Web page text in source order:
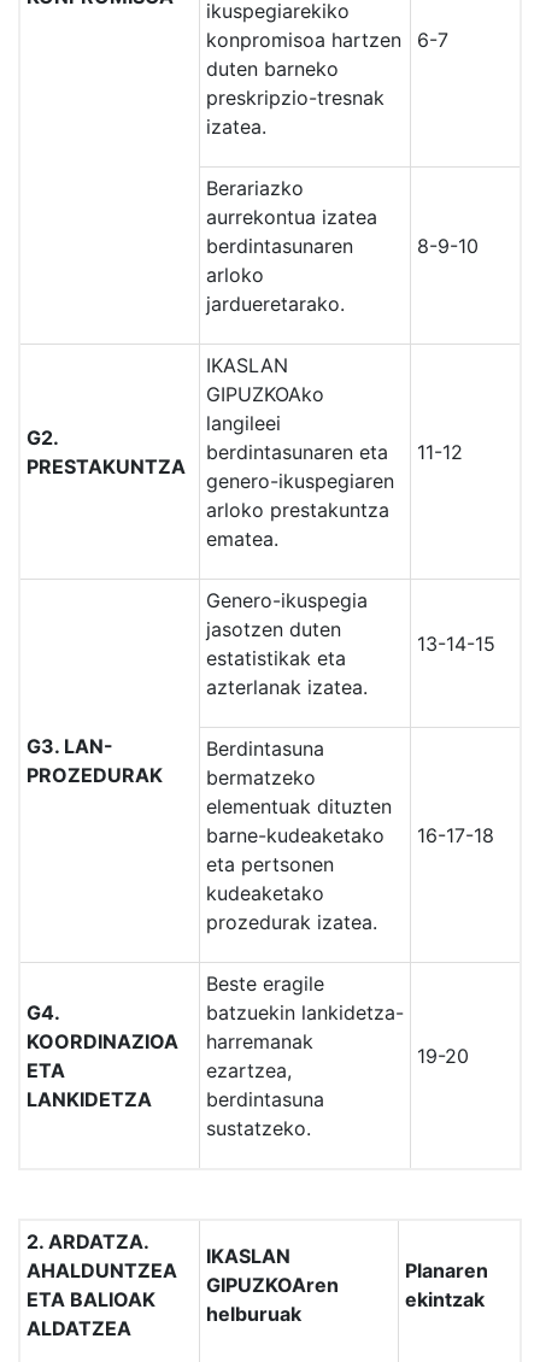
ikuspegiarekiko
konpromisoa hartzen
duten barneko
preskripzio-tresnak
izatea.
6-7
Berariazko
aurrekontua izatea
berdintasunaren
arloko
jardueretarako.
8-9-10
G2.
PRESTAKUNTZA
IKASLAN
GIPUZKOAko
langileei
berdintasunaren eta
genero-ikuspegiaren
arloko prestakuntza
ematea.
11-12
G3. LAN-
PROZEDURAK
Genero-ikuspegia
jasotzen duten
estatistikak eta
azterlanak izatea.
13-14-15
Berdintasuna
bermatzeko
elementuak dituzten
barne-kudeaketako
eta pertsonen
kudeaketako
prozedurak izatea.
16-17-18
G4.
KOORDINAZIOA
ETA
LANKIDETZA
Beste eragile
batzuekin lankidetza-
harremanak
ezartzea,
berdintasuna
sustatzeko.
19-20
2. ARDATZA.
AHALDUNTZEA
ETA BALIOAK
ALDATZEA
IKASLAN
GIPUZKOAren
helburuak
Planaren
ekintzak